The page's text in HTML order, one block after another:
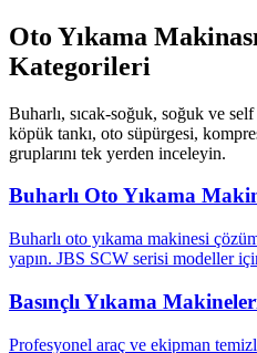
Oto Yıkama
Kategorileri
Buharlı, sıcak-soğuk, soğuk ve
köpük tankı, oto süpürgesi,
gruplarını tek yerden inceleyin.
Buharlı Oto Yıkama
Buharlı oto yıkama makinesi
yapın. JBS SCW serisi modeller
Basınçlı Yıkama
Profesyonel araç ve ekipman